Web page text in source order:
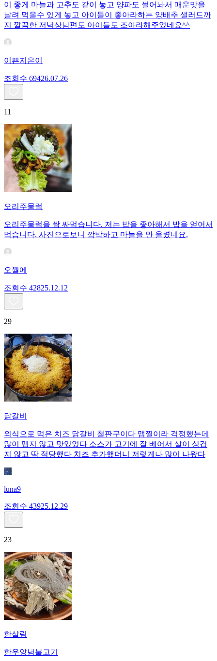
이 좋게 마늘과 고추도 같이 놓고 양파도 썰어놔서 매운맛을
날려 먹을수 있게 놓고 아이들이 좋아라하는 양배추 샐러드까
지 깔끔한 저녁상남편도 아이들도 조아라해주었네요^^
이쁜지은이
조회수 69426.07.26
11
오리주물럭
오리주물럭을 쌈 싸먹습니다. 저는 밥을 좋아해서 밥을 얻어서
먹습니다. 사진으로보니 깜박하고 마늘을 안 올렸네요.
오월에
조회수 42825.12.12
29
닭갈비
외식으로 먹은 치즈 닭갈비 철판구이다 맵찔이라 걱정했는데
많이 맵지 않고 맛있었다 소스가 고기에 잘 베어서 살이 싱겁
지 않고 딱 적당했다 치즈 추가했더니 저렇게나 많이 나왔다
luna9
조회수 43925.12.29
23
한살림
한우양념불고기